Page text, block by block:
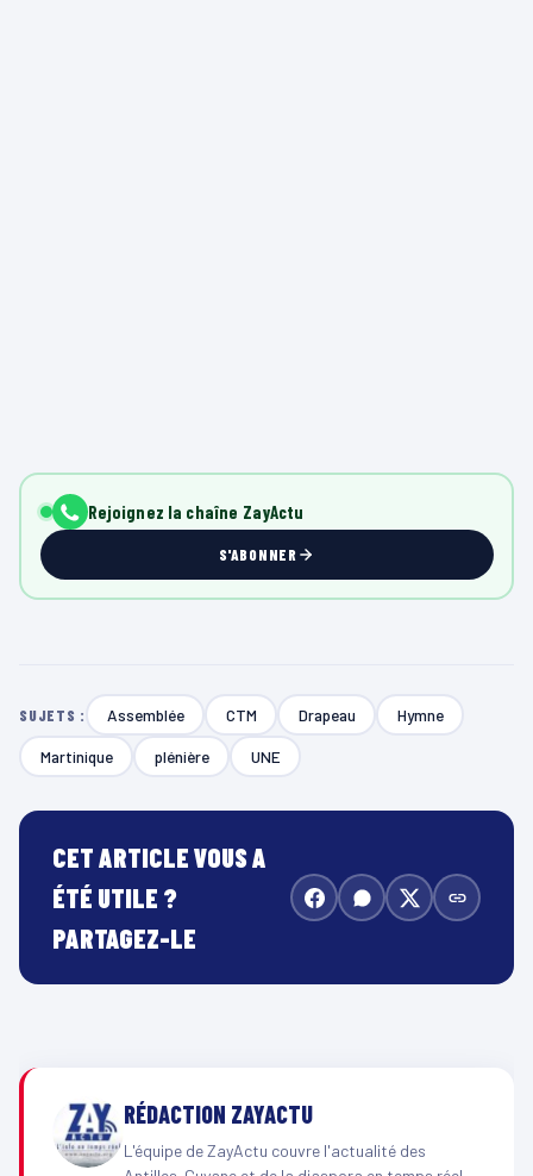
Rejoignez la chaîne ZayActu
S'ABONNER
SUJETS : Assemblée CTM Drapeau Hymne
Martinique plénière UNE
CET ARTICLE VOUS A
ÉTÉ UTILE ?
PARTAGEZ-LE
RÉDACTION ZAYACTU
L'équipe de ZayActu couvre l'actualité des